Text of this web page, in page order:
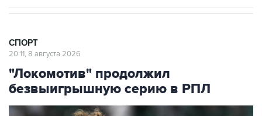
СПОРТ
20:11, 8 августа 2026
"Локомотив" продолжил
безвыигрышную серию в РПЛ